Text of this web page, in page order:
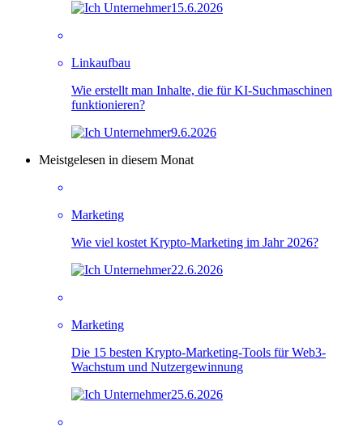
15.6.2026
Linkaufbau
Wie erstellt man Inhalte, die für KI-Suchmaschinen
funktionieren?
9.6.2026
Meistgelesen in diesem Monat
Marketing
Wie viel kostet Krypto-Marketing im Jahr 2026?
22.6.2026
Marketing
Die 15 besten Krypto-Marketing-Tools für Web3-
Wachstum und Nutzergewinnung
25.6.2026